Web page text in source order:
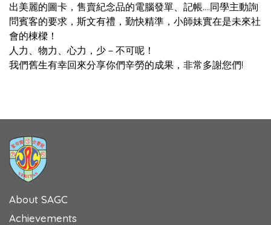
出美麗的圖卡，售賣紀念品的電腦發單、記帳….同學主動詢
問賓客的要求，斯文有禮，勤快精準，小師妹實在是未來社
會的棟樑！
人力、物力、心力，少－不可呢！
我們舊生有幸回來分享你們辛勞的成果，非常多謝您們!
About SAGC
Achievements